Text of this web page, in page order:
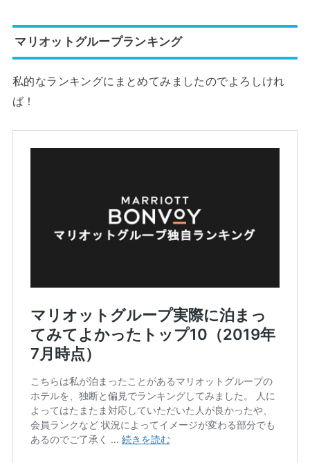
マリオットグループランキング
私的なランキングにまとめてみましたのでよろしけれ
ば！